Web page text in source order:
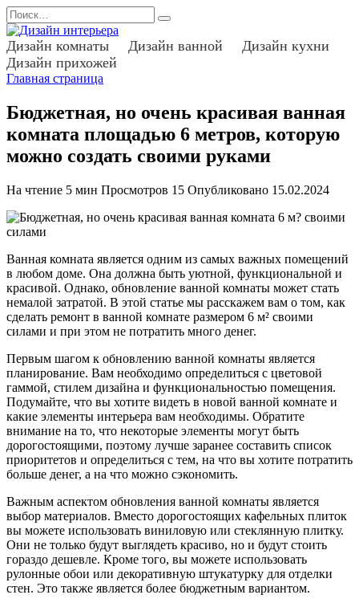
Перейти
к
содержанию
Search
for:
Дизайн комнаты Дизайн ванной
Дизайн кухни
Дизайн прихожей
Главная страница
Бюджетная, но очень красивая ванная
комната площадью 6 метров, которую
можно создать своими руками
На чтение 5 мин Просмотров 15 Опубликовано 15.02.2024
Ванная комната является одним из самых важных помещений
в любом доме. Она должна быть уютной, функциональной и
красивой. Однако, обновление ванной комнаты может стать
немалой затратой. В этой статье мы расскажем вам о том, как
сделать ремонт в ванной комнате размером 6 м² своими
силами и при этом не потратить много денег.
Первым шагом к обновлению ванной комнаты является
планирование. Вам необходимо определиться с цветовой
гаммой, стилем дизайна и функциональностью помещения.
Подумайте, что вы хотите видеть в новой ванной комнате и
какие элементы интерьера вам необходимы. Обратите
внимание на то, что некоторые элементы могут быть
дорогостоящими, поэтому лучше заранее составить список
приоритетов и определиться с тем, на что вы хотите потратить
больше денег, а на что можно сэкономить.
Важным аспектом обновления ванной комнаты является
выбор материалов. Вместо дорогостоящих кафельных плиток
вы можете использовать виниловую или стеклянную плитку.
Они не только будут выглядеть красиво, но и будут стоить
гораздо дешевле. Кроме того, вы можете использовать
рулонные обои или декоративную штукатурку для отделки
стен. Это также является более бюджетным вариантом.